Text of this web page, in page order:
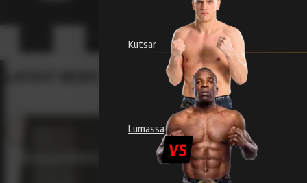
Kutsar
Lumassa
Evecon RAJU 20 is full of surprises: women